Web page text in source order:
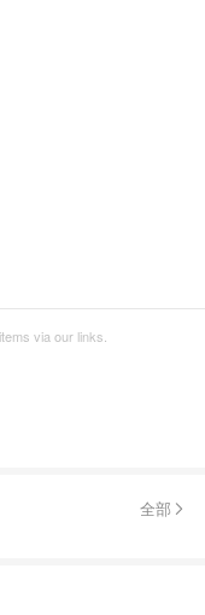
via our links.
全部